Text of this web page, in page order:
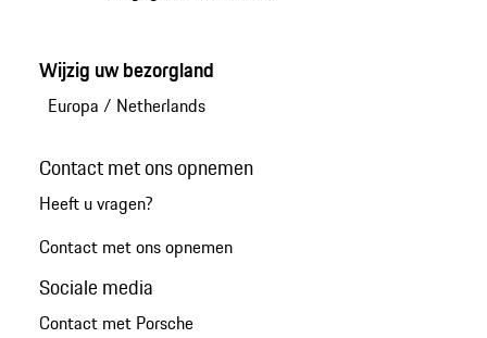
Wijzig uw bezorgland
Europa / Netherlands
Contact met ons opnemen
Heeft u vragen?
Contact met ons opnemen
Sociale media
Contact met Porsche